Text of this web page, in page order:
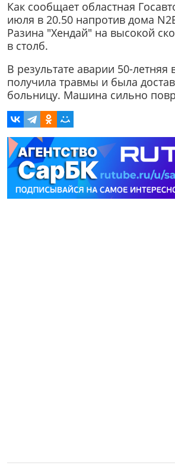
Как сообщает областная
июля в 20.50 напротив дома
Разина "Хендай" на высокой
в столб.
В результате аварии 50-летняя
получила травмы и была
больницу. Машина сильно